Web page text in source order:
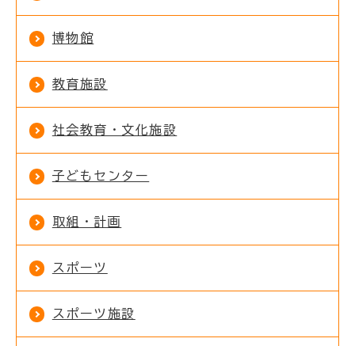
博物館
教育施設
社会教育・文化施設
子どもセンター
取組・計画
スポーツ
スポーツ施設